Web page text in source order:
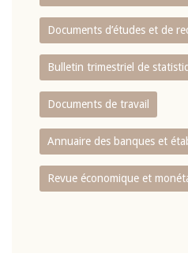
Documents d’études et de
Bulletin trimestriel de
Documents de travail
Annuaire des banques et
Revue économique et